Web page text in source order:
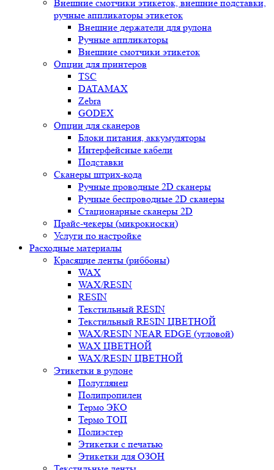
Внешние смотчики этикеток, внешние подставки,
ручные аппликаторы этикеток
Внешние держатели для рулона
Ручные аппликаторы
Внешние смотчики этикеток
Опции для принтеров
TSC
DATAMAX
Zebra
GODEX
Опции для сканеров
Блоки питания, аккумуляторы
Интерфейсные кабели
Подставки
Сканеры штрих-кода
Ручные проводные 2D сканеры
Ручные беспроводные 2D сканеры
Стационарные сканеры 2D
Прайс-чекеры (микрокиоски)
Услуги по настройке
Расходные материалы
Красящие ленты (риббоны)
WAX
WAX/RESIN
RESIN
Текстильный RESIN
Текстильный RESIN ЦВЕТНОЙ
WAX/RESIN NEAR EDGE (угловой)
WAX ЦВЕТНОЙ
WAX/RESIN ЦВЕТНОЙ
Этикетки в рулоне
Полуглянец
Полипропилен
Термо ЭКО
Термо ТОП
Полиэстер
Этикетки с печатью
Этикетки для ОЗОН